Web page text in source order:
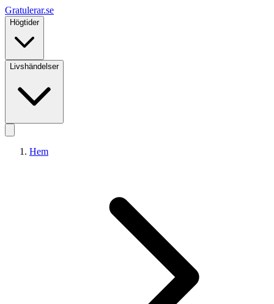
Gratulerar.se
Högtider
Livshändelser
Hem